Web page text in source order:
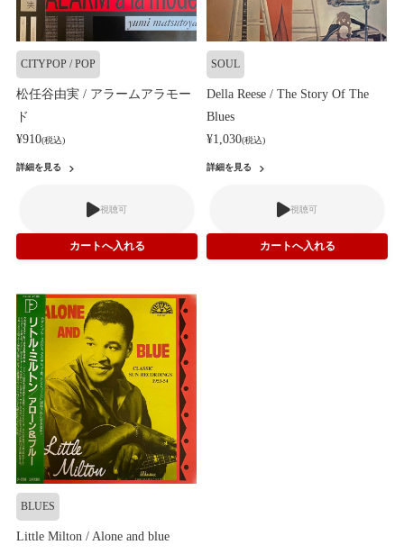
CITYPOP / POP
松任谷由実 / アラームアラモー
ド
¥910(税込)
詳細を見る
視聴可
SOUL
Della Reese / The Story Of The
Blues
¥1,030(税込)
詳細を見る
視聴可
BLUES
Little Milton / Alone and blue